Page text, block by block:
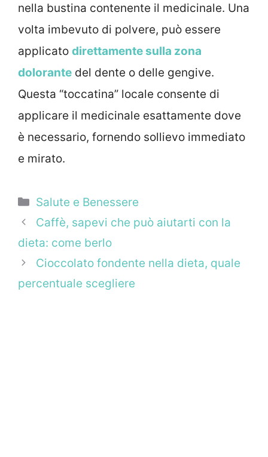
nella bustina contenente il medicinale. Una
volta imbevuto di polvere, può essere
applicato direttamente sulla zona
dolorante del dente o delle gengive.
Questa “toccatina” locale consente di
applicare il medicinale esattamente dove
è necessario, fornendo sollievo immediato
e mirato.
Categorie
Salute e Benessere
Caffè, sapevi che può aiutarti con la
dieta: come berlo
Cioccolato fondente nella dieta, quale
percentuale scegliere